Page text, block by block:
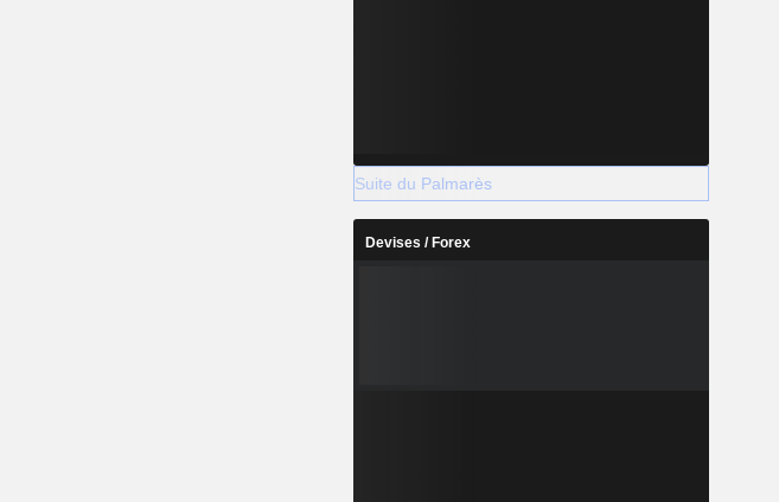
Suite du Palmarès
Devises / Forex